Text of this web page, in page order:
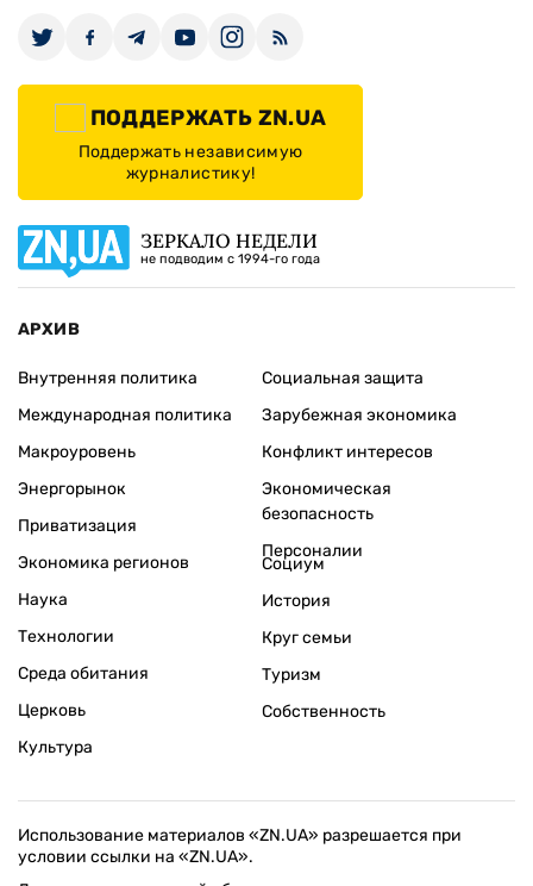
ПОДДЕРЖАТЬ ZN.UA
Поддержать независимую
журналистику!
ЗЕРКАЛО НЕДЕЛИ
не подводим с 1994-го года
АРХИВ
Внутренняя политика
Международная политика
Макроуровень
Энергорынок
Приватизация
Экономика регионов
Социальная защита
Зарубежная экономика
Конфликт интересов
Экономическая
безопасность
Персоналии
Наука
Технологии
Среда обитания
Церковь
Культура
Социум
История
Круг семьи
Туризм
Собственность
Использование материалов «ZN.UA» разрешается при
условии ссылки на «ZN.UA».